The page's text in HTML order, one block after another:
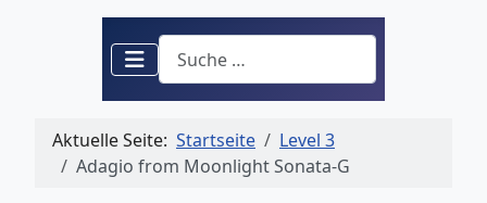
Suchen
Aktuelle Seite: Startseite
Level 3
Adagio from Moonlight Sonata-G